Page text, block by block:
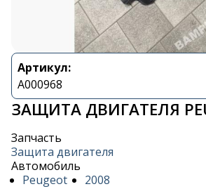
Артикул:
A000968
ЗАЩИТА ДВИГАТЕЛЯ
Запчасть
Защита двигателя
Автомобиль
Peugeot
2008